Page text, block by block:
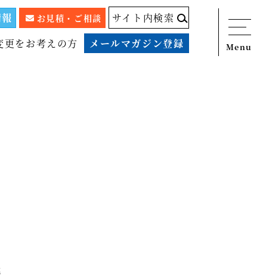
お見積・ご相談
サイト内検索
更をお考えの方 メールマガジン登録 Menu